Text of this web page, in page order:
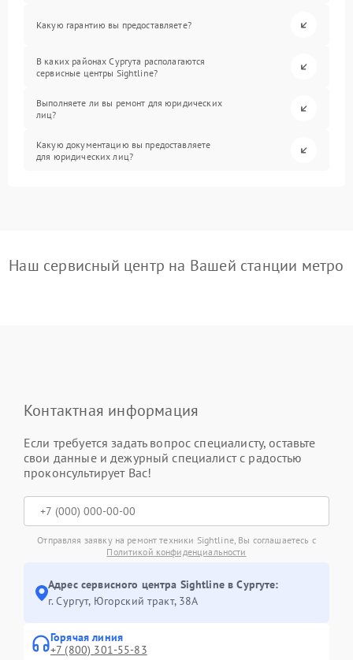
Какую гарантию вы предоставляете?
В каких районах Сургута располагаются
сервисные центры Sightline?
Выполняете ли вы ремонт для юридических
лиц?
Какую документацию вы предоставляете
для юридических лиц?
Наш сервисный центр на Вашей станции метро
Контактная информация
Если требуется задать вопрос специалисту, оставьте
свои данные и дежурный специалист с радостью
проконсультирует Вас!
Отправляя заявку на ремонт техники Sightline, Вы соглашаетесь с
Политикой конфиденциальности
Адрес сервисного центра Sightline в Сургуте:
г. Сургут, Югорский тракт, 38А
Горячая линия
+7 (800) 301-55-83